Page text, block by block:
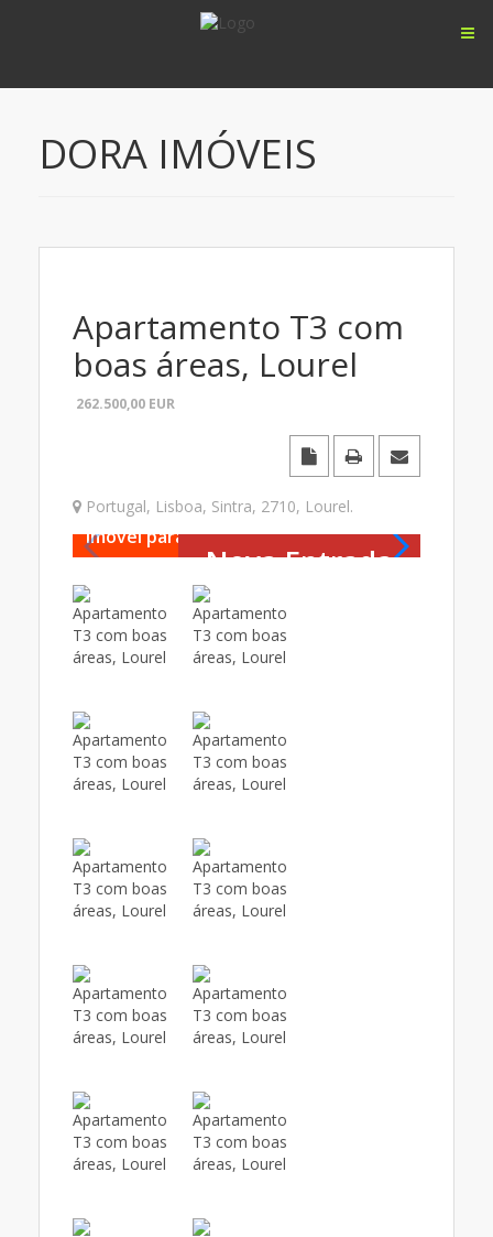
DORA IMÓVEIS
Apartamento T3 com
boas áreas, Lourel
262.500,00 EUR
Portugal, Lisboa, Sintra, 2710, Lourel.
Imóvel para Venda
Nova Entrada